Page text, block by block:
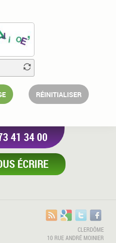
RÉINITIALISER
41 34 00
ÉCRIRE
CLERDÔME
10 RUE ANDRÉ MOINIER